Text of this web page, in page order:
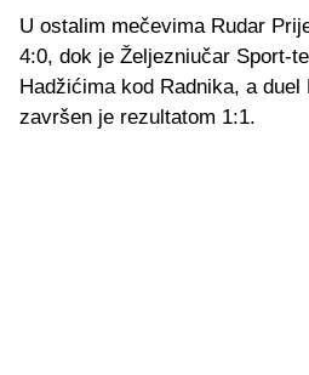
U ostalim mečevima Rudar
4:0, dok je Željezniučar Sport-
Hadžićima kod Radnika, a
završen je rezultatom 1:1.